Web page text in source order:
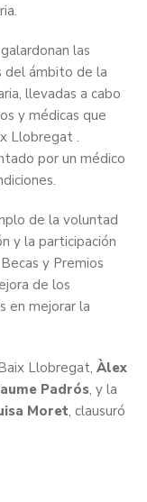
galardonan las
del ámbito de la
llevadas a cabo
y médicas que
Llobregat .
por un médico
de la voluntad
y la participación
y Premios
de los
en mejorar la
Llobregat, Àlex
Padrós, y la
Moret, clausuró